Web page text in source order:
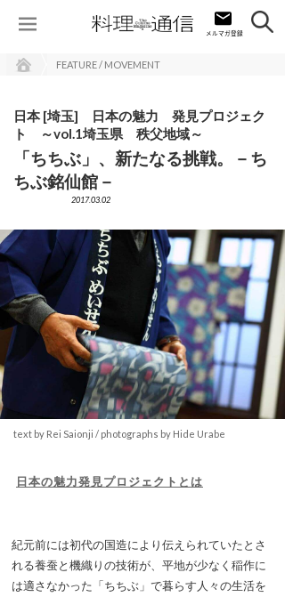
FEATURE / MOVEMENT
日本 [埼玉] 日本の魅力 発見プロジェク
ト ～vol.1埼玉県 秩父地域～
「ちちぶ」、新たなる挑戦。－ち
ちぶ銘仙館－
2017.03.02
text by Rei Saionji / photographs by Hide Urabe
日本の魅力発見プロジェクトとは
紀元前には初代の国造により伝えられていたとさ
れる養蚕と機織りの技術が、平地が少なく稲作に
は適さなかった「ちちぶ」で暮らす人々の生活を